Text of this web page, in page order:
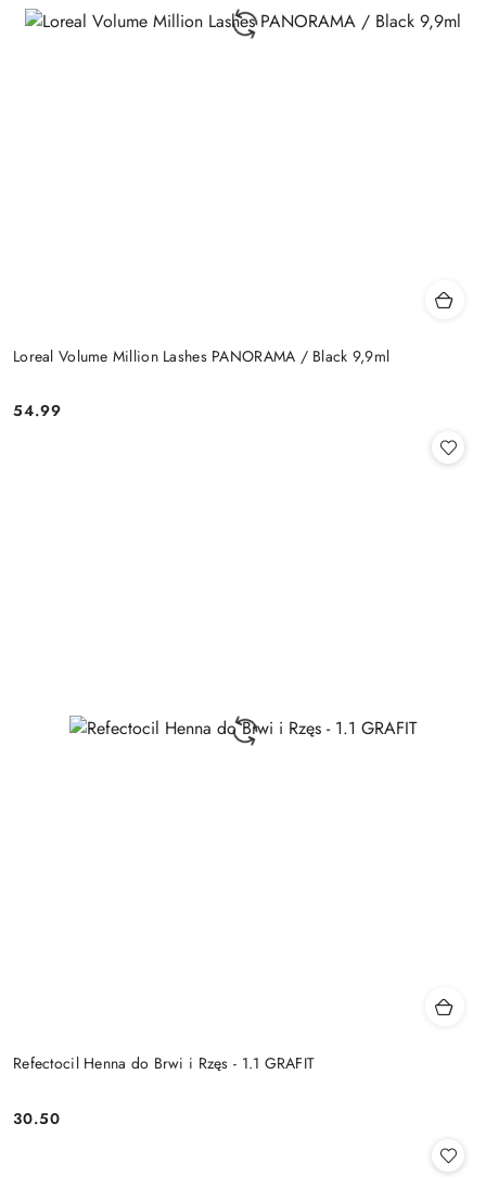
Loreal Volume Million Lashes PANORAMA / Black 9,9ml
Cena:
54.99
Refectocil Henna do Brwi i Rzęs - 1.1 GRAFIT
Cena:
30.50